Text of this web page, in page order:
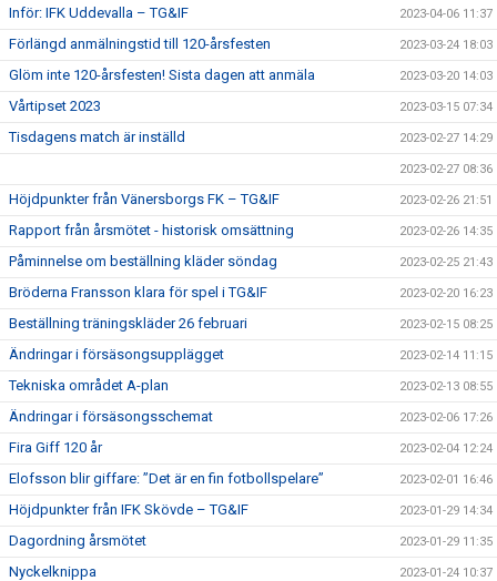
Inför: IFK Uddevalla – TG&IF 2023-04-06 11:37
Förlängd anmälningstid till 120-årsfesten 2023-03-24 18:03
Glöm inte 120-årsfesten! Sista dagen att anmäla 2023-03-20 14:03
Vårtipset 2023 2023-03-15 07:34
Tisdagens match är inställd 2023-02-27 14:29
2023-02-27 08:36
Höjdpunkter från Vänersborgs FK – TG&IF 2023-02-26 21:51
Rapport från årsmötet - historisk omsättning 2023-02-26 14:35
Påminnelse om beställning kläder söndag 2023-02-25 21:43
Bröderna Fransson klara för spel i TG&IF 2023-02-20 16:23
Beställning träningskläder 26 februari 2023-02-15 08:25
Ändringar i försäsongsupplägget 2023-02-14 11:15
Tekniska området A-plan 2023-02-13 08:55
Ändringar i försäsongsschemat 2023-02-06 17:26
Fira Giff 120 år 2023-02-04 12:24
Elofsson blir giffare: ”Det är en fin fotbollspelare” 2023-02-01 16:46
Höjdpunkter från IFK Skövde – TG&IF 2023-01-29 14:34
Dagordning årsmötet 2023-01-29 11:35
Nyckelknippa 2023-01-24 10:37